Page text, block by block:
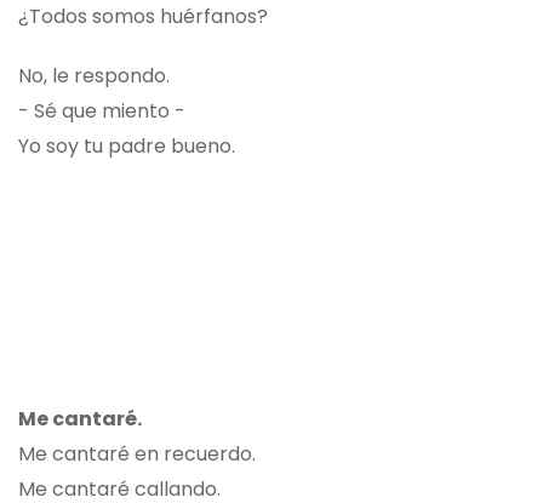
¿Todos somos huérfanos?
No, le respondo.
- Sé que miento -
Yo soy tu padre bueno.
Me cantaré.
Me cantaré en recuerdo.
Me cantaré callando.